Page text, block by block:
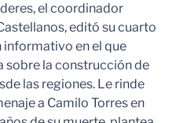
el coordinador
editó su cuarto
informativo en el que
sobre la construcción de
las regiones. Le rinde
a Camilo Torres en